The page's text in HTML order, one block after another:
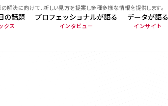
解決に向けて、新しい見方を提案し多種多様な情報を提供します。
の話題
クス
プロフェッショナルが語る
インタビュー
データが語る
インサイト